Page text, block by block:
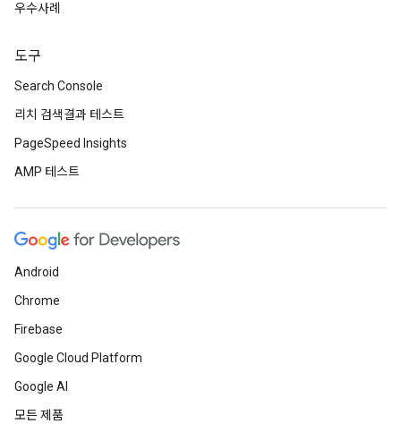
우수사례
도구
Search Console
리치 검색결과 테스트
PageSpeed Insights
AMP 테스트
Android
Chrome
Firebase
Google Cloud Platform
Google AI
모든 제품